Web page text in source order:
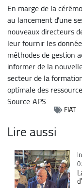
En marge de la
au lancement d'une
nouveaux directeurs
leur fournir les
méthodes de gestion
informer de la
secteur de la
optimale des
SourceAPS
FIAT
Lire aussi